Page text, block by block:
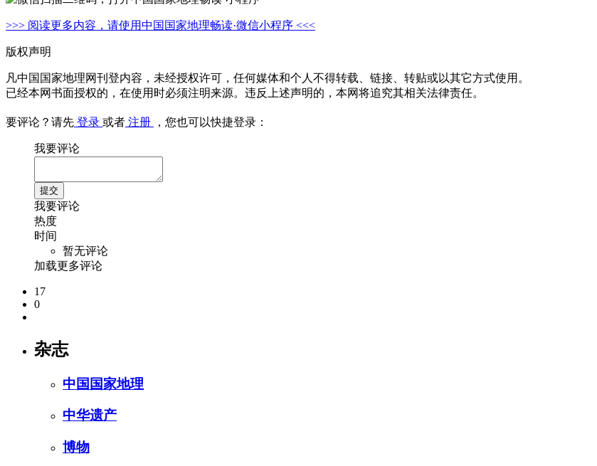
>>> 阅读更多内容，请使用中国国家地理畅读·微信小程序 <<<
版权声明
凡中国国家地理网刊登内容，未经授权许可，任何媒体和个人不得转载、链接、转贴或以其它方式使用。
已经本网书面授权的，在使用时必须注明来源。违反上述声明的，本网将追究其相关法律责任。
要评论？请先 登录 或者 注册 ，您也可以快捷登录：
我要评论
我要评论
热度
时间
暂无评论
加载更多评论
17
0
杂志
中国国家地理
中华遗产
博物